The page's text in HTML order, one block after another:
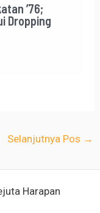
’76;
Dropping
Selanjutnya Pos →
Harapan